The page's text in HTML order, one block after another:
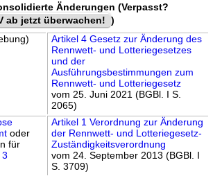
Änderungen (Verpasst?
ab jetzt überwachen! )
Artikel 4 Gesetz zur Änderung des
Rennwett- und Lotteriegesetzes
und der
Ausführungsbestimmungen zum
Rennwett- und Lotteriegesetz
vom 25. Juni 2021 (BGBl. I S.
2065)
oder
für
3
Artikel 1 Verordnung zur Änderung
der Rennwett- und Lotteriegesetz-
Zuständigkeitsverordnung
vom 24. September 2013 (BGBl. I
S. 3709)